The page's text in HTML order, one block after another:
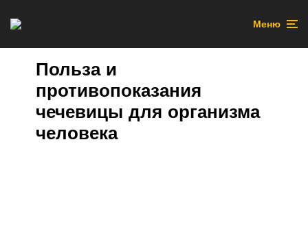
Меню
Польза и
противопоказания
чечевицы для организма
человека